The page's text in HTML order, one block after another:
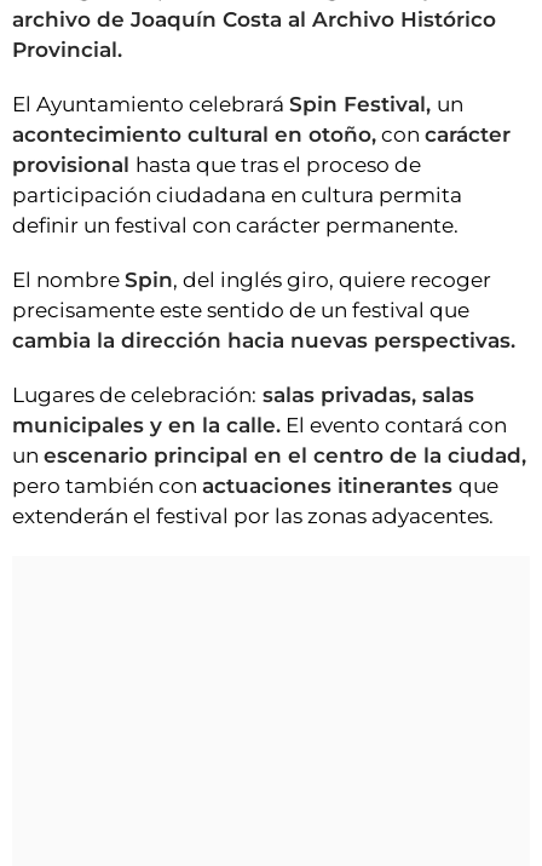
archivo de Joaquín Costa al Archivo Histórico
Provincial.
El Ayuntamiento celebrará Spin Festival, un
acontecimiento cultural en otoño, con carácter
provisional hasta que tras el proceso de
participación ciudadana en cultura permita
definir un festival con carácter permanente.
El nombre Spin, del inglés giro, quiere recoger
precisamente este sentido de un festival que
cambia la dirección hacia nuevas perspectivas.
Lugares de celebración: salas privadas, salas
municipales y en la calle. El evento contará con
un escenario principal en el centro de la ciudad,
pero también con actuaciones itinerantes que
extenderán el festival por las zonas adyacentes.